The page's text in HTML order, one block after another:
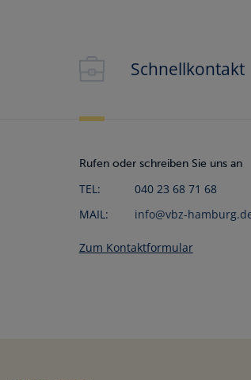
Schnellkontakt
Rufen oder schreiben Sie uns an
TEL:
040 23 68 71 68
MAIL:
info@vbz-
Zum Kontaktformular